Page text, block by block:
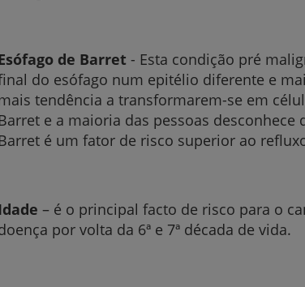
de Barret- Esta condição pré
do esófago num epitélio diferente e
tendência a transformarem-se em
e a maioria das pessoas
é um fator de risco superior ao
– é o principal facto de risco para o
por volta da 6ª e 7ª década de vida.